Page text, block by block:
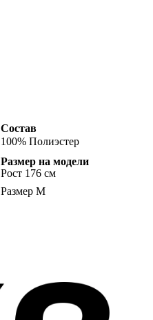
Состав
100% Полиэстер
Размер на модели
Рост 176 см
Размер M